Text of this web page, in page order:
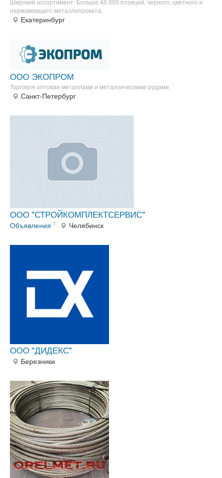
Широкий ассортимент: Больше 40 000 позиций, черного, цветного и
нержавеющего металлопроката.
Екатеринбург
ООО ЭКОПРОМ
Торговля оптовая металлами и металлическими рудами
Санкт-Петербург
ООО "СТРОЙКОМПЛЕКТСЕРВИС"
Объявления 1 Челябинск
ООО "ДИДЕКС"
Березники